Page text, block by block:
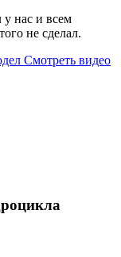
нас и всем
не сделал.
Смотреть видео